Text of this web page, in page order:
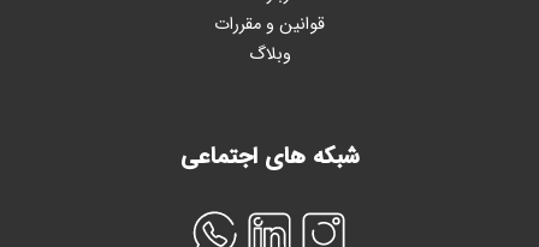
قوانین و مقررات
وبلاگ
شبکه های اجتماعی